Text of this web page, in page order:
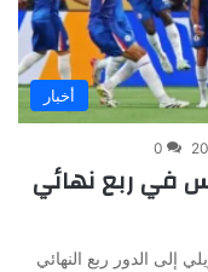
أخبار
0
في ربع نهائي
إلى الدور ربع النهائي